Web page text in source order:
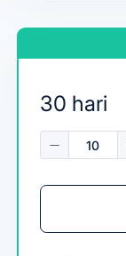
30 hari